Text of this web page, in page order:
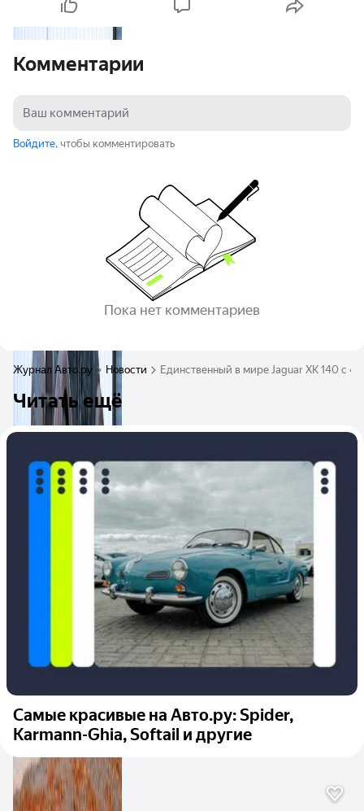
Комментарии
Войдите, чтобы комментировать
Пока нет комментариев
Журнал Авто.ру Новости Единственный в мире Jaguar XK 140 с
Читать ещё
Самые красивые на Авто.ру: Spider,
Karmann-Ghia, Softail и другие